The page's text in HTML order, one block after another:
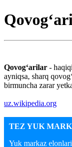
Qovogʻarilar -
ayniqsa, sharq
birmuncha zarar
uz.wikipedia.org
TEZ YUK
Yuk markaz